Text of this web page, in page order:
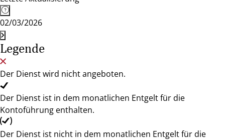
02/03/2026
Legende
Der Dienst wird nicht angeboten.
Der Dienst ist in dem monatlichen Entgelt für die
Kontoführung enthalten.
Der Dienst ist nicht in dem monatlichen Entgelt für die